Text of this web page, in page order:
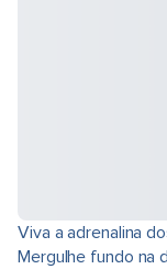
Viva a adrenalina
Mergulhe fundo na